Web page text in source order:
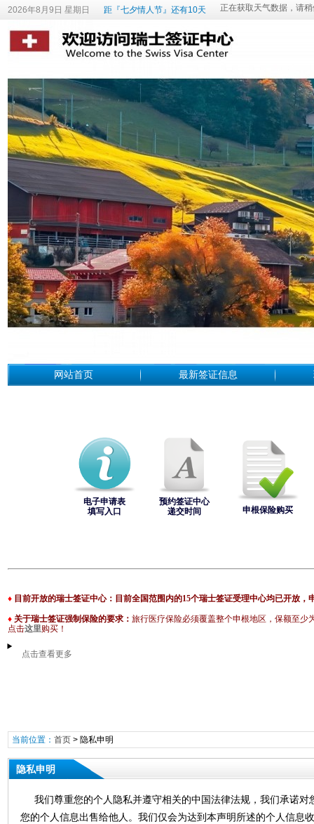
2026年8月9日 星期日 距『七夕情人节』还有10天
网站首页 最新签证信息
电子申请表
填写入口
预约签证中心
递交时间
申根保险购买
♦ 目前开放的瑞士签证中心： 目前全国范围内的15个瑞士签证受理中心均已开放
♦ 关于瑞士签证强制保险的要求： 旅行医疗保险必须覆盖整个申根地区，保额至少
点击这里购买！
点击查看更多
当前位置： 首页> 隐私申明
隐私申明
我们尊重您的个人隐私并遵守相关的中国法律法规，我们承诺对
您的个人信息出售给他人。我们仅会为达到本声明所述的个人信息